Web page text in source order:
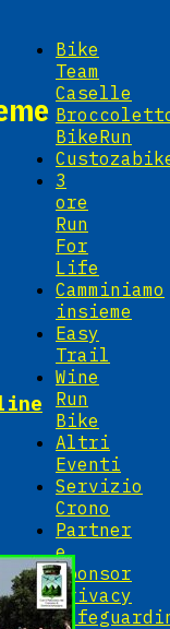
Bike
Team
Caselle
BikeRun
3
ore
Run
For
Life
Camminiamo
insieme
Easy
Trail
Wine
Run
Bike
Altri
Eventi
Servizio
Crono
Partner
e
Sponsor
Privacy